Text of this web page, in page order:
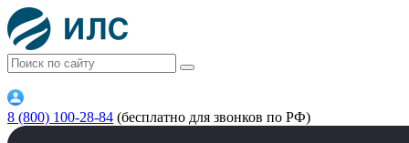
8 (800) 100-28-84 (бесплатно для звонков по РФ)